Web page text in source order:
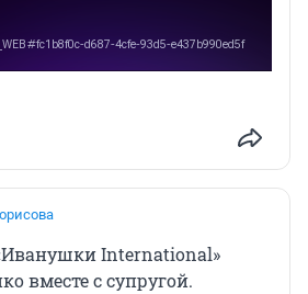
International»
вместе с супругой.